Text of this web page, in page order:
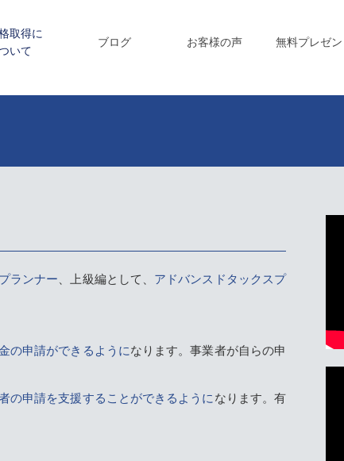
取得に
いて
ブログ お客様の声 無料プレゼン
ランナー 、上級編として、 アドバンスドタックスプ
の申請ができるようになります。事業者が自らの申
の申請を支援することができるように なります。有